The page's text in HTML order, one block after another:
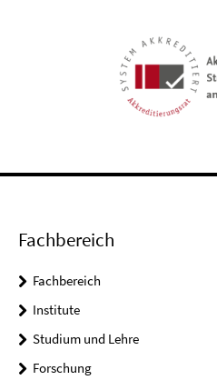
Fachbereich
Fachbereich
Institute
Studium und Lehre
Forschung